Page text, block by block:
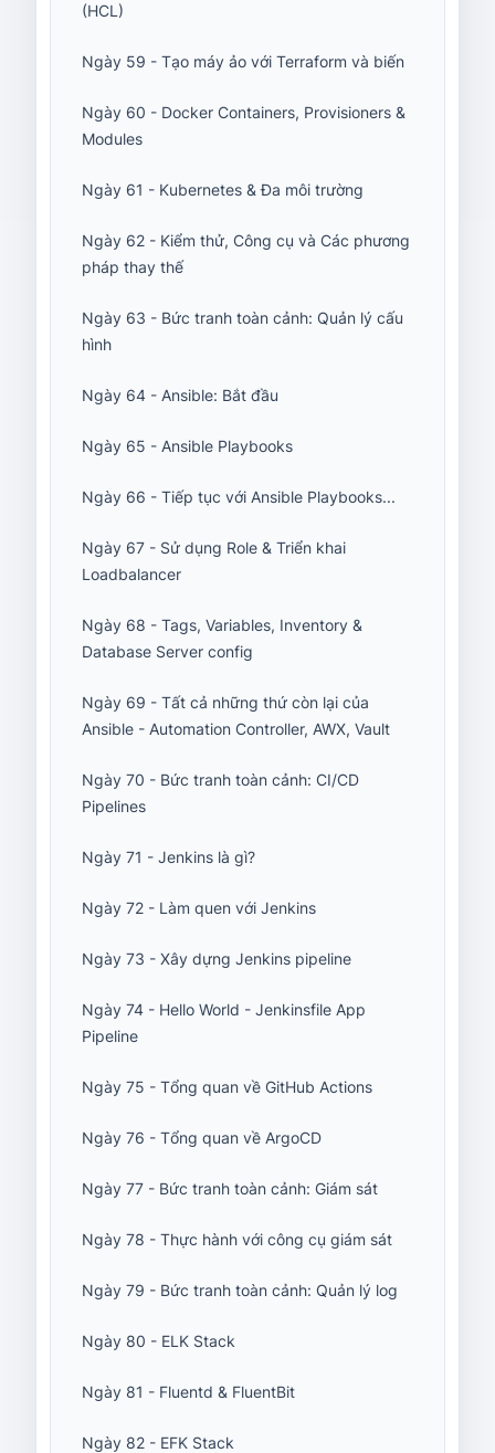
(HCL)
Ngày 59 - Tạo máy ảo với Terraform và biến
Ngày 60 - Docker Containers, Provisioners &
Modules
Ngày 61 - Kubernetes & Đa môi trường
Ngày 62 - Kiểm thử, Công cụ và Các phương
pháp thay thế
Ngày 63 - Bức tranh toàn cảnh: Quản lý cấu
hình
Ngày 64 - Ansible: Bắt đầu
Ngày 65 - Ansible Playbooks
Ngày 66 - Tiếp tục với Ansible Playbooks...
Ngày 67 - Sử dụng Role & Triển khai
Loadbalancer
Ngày 68 - Tags, Variables, Inventory &
Database Server config
Ngày 69 - Tất cả những thứ còn lại của
Ansible - Automation Controller, AWX, Vault
Ngày 70 - Bức tranh toàn cảnh: CI/CD
Pipelines
Ngày 71 - Jenkins là gì?
Ngày 72 - Làm quen với Jenkins
Ngày 73 - Xây dựng Jenkins pipeline
Ngày 74 - Hello World - Jenkinsfile App
Pipeline
Ngày 75 - Tổng quan về GitHub Actions
Ngày 76 - Tổng quan về ArgoCD
Ngày 77 - Bức tranh toàn cảnh: Giám sát
Ngày 78 - Thực hành với công cụ giám sát
Ngày 79 - Bức tranh toàn cảnh: Quản lý log
Ngày 80 - ELK Stack
Ngày 81 - Fluentd & FluentBit
Ngày 82 - EFK Stack